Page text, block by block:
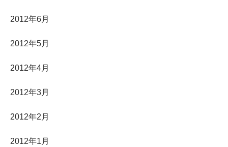
2012年6月
2012年5月
2012年4月
2012年3月
2012年2月
2012年1月